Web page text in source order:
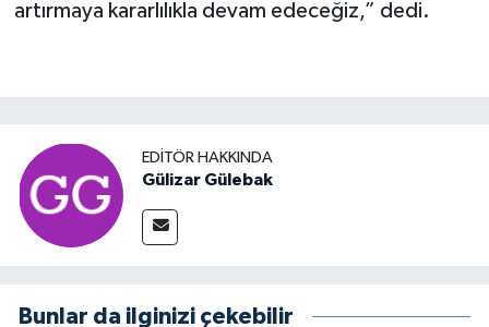
artırmaya kararlılıkla devam edeceğiz,” dedi.
EDITÖR HAKKINDA
Gülizar Gülebak
Bunlar da ilginizi çekebilir